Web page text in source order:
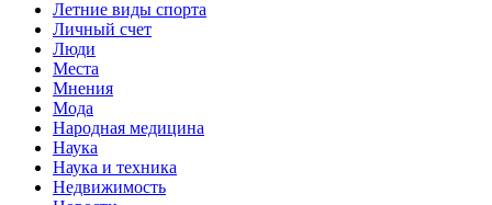
Летние виды спорта
Личный счет
Люди
Места
Мнения
Мода
Народная медицина
Наука
Наука и техника
Недвижимость